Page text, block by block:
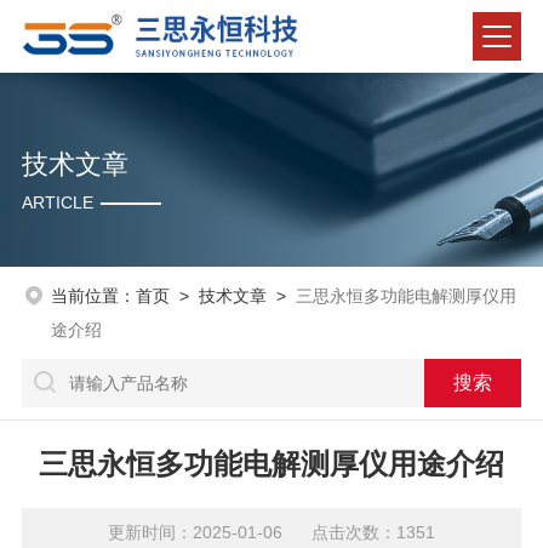
技术文章
ARTICLE
当前位置： 首页> 技术文章> 三思永恒多功能电解测厚仪用
途介绍
三思永恒多功能电解测厚仪用途介绍
更新时间：2025-01-06 点击次数：1351